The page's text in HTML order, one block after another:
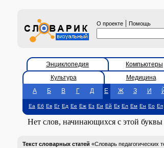
О проекте | Помощь
Энциклопедия Компьютеры
Культура
Медицина
А
Б В Г Д Е Ж З И
Еа Еб Ев Ег Ед Ее Еж Ез Еи Ей Ек Ел Ем Ен Ео Еп
Нет слов, начинающихся с этой буквы
Текст словарных статей «Словарь педагогических